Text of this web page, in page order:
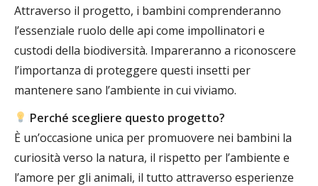
Attraverso il progetto, i bambini comprenderanno
l’essenziale ruolo delle api come impollinatori e
custodi della biodiversità. Impareranno a riconoscere
l’importanza di proteggere questi insetti per
mantenere sano l’ambiente in cui viviamo.
Perché scegliere questo progetto?
È un’occasione unica per promuovere nei bambini la
curiosità verso la natura, il rispetto per l’ambiente e
l’amore per gli animali, il tutto attraverso esperienze